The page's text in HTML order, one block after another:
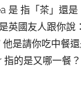
是 指「茶」還
英國友人跟你說
他是請你吃中餐
的是又哪一餐？